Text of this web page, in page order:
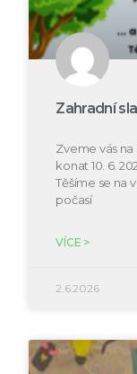
Zahradní
Zveme vás
konat 10. 6.
Těšíme se na
počasí
VÍCE >
2.6.2026